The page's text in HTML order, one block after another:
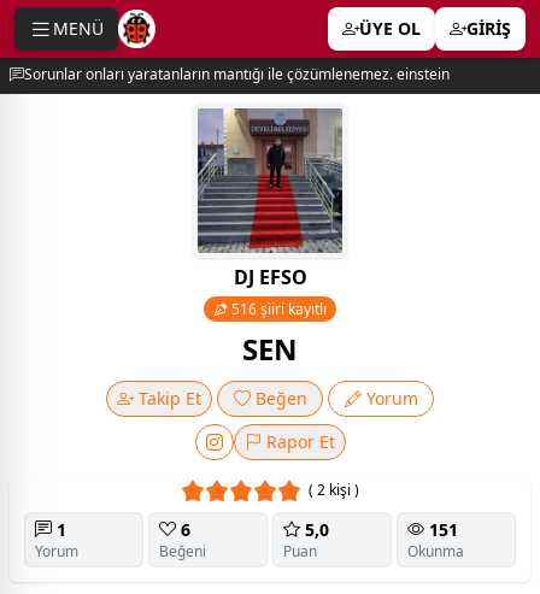
MENÜ ÜYE OL GİRİŞ
Sorunlar onları yaratanların mantığı ile çözümlenemez. einstein
DJ EFSO
516 şiiri kayıtlı
SEN
Takip Et Beğen
Yorum
Rapor Et
( 2 kişi )
1
Yorum
6
Beğeni
5,0
Puan
151
Okunma
menu